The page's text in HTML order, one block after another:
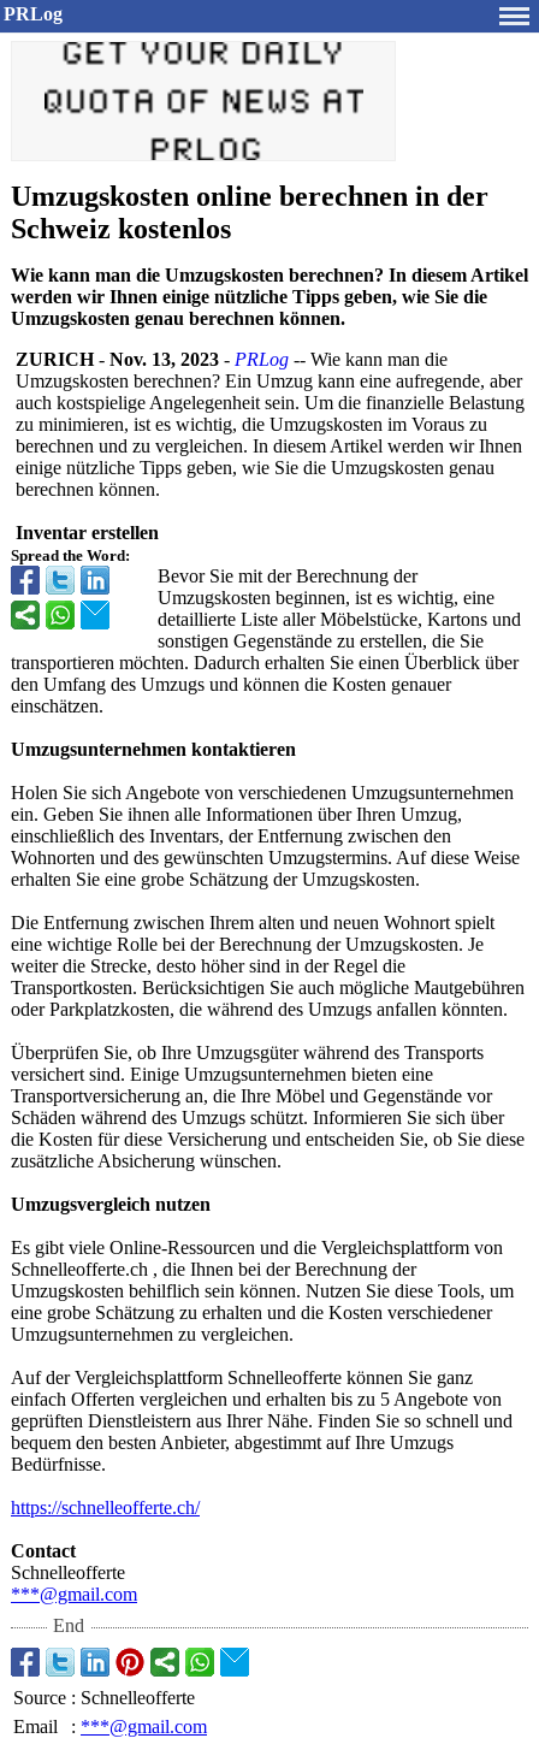
PRLog
Umzugskosten online berechnen in der
Schweiz kostenlos
Wie kann man die Umzugskosten berechnen? In diesem Artikel
werden wir Ihnen einige nützliche Tipps geben, wie Sie die
Umzugskosten genau berechnen können.
Spread the Word:
ZURICH- Nov. 13, 2023 - PRLog -- Wie kann man die
Umzugskosten berechnen? Ein Umzug kann eine aufregende, aber
auch kostspielige Angelegenheit sein. Um die finanzielle Belastung
zu minimieren, ist es wichtig, die Umzugskosten im Voraus zu
berechnen und zu vergleichen. In diesem Artikel werden wir Ihnen
einige nützliche Tipps geben, wie Sie die Umzugskosten genau
berechnen können.
Inventar erstellen
Bevor Sie mit der Berechnung der
Umzugskosten beginnen, ist es wichtig, eine
detaillierte Liste aller Möbelstücke, Kartons und
sonstigen Gegenstände zu erstellen, die Sie
transportieren möchten. Dadurch erhalten Sie einen Überblick über
den Umfang des Umzugs und können die Kosten genauer
einschätzen.
Umzugsunternehmen kontaktieren
Holen Sie sich Angebote von verschiedenen Umzugsunternehmen
ein. Geben Sie ihnen alle Informationen über Ihren Umzug,
einschließlich des Inventars, der Entfernung zwischen den
Wohnorten und des gewünschten Umzugstermins. Auf diese Weise
erhalten Sie eine grobe Schätzung der Umzugskosten.
Die Entfernung zwischen Ihrem alten und neuen Wohnort spielt
eine wichtige Rolle bei der Berechnung der Umzugskosten. Je
weiter die Strecke, desto höher sind in der Regel die
Transportkosten. Berücksichtigen Sie auch mögliche Mautgebühren
oder Parkplatzkosten, die während des Umzugs anfallen könnten.
Überprüfen Sie, ob Ihre Umzugsgüter während des Transports
versichert sind. Einige Umzugsunternehmen bieten eine
Transportversicherung an, die Ihre Möbel und Gegenstände vor
Schäden während des Umzugs schützt. Informieren Sie sich über
die Kosten für diese Versicherung und entscheiden Sie, ob Sie diese
zusätzliche Absicherung wünschen.
Umzugsvergleich nutzen
Es gibt viele Online-Ressourcen und die Vergleichsplattform von
Schnelleofferte.ch , die Ihnen bei der Berechnung der
Umzugskosten behilflich sein können. Nutzen Sie diese Tools, um
eine grobe Schätzung zu erhalten und die Kosten verschiedener
Umzugsunternehmen zu vergleichen.
Auf der Vergleichsplattform Schnelleofferte können Sie ganz
einfach Offerten vergleichen und erhalten bis zu 5 Angebote von
geprüften Dienstleistern aus Ihrer Nähe. Finden Sie so schnell und
bequem den besten Anbieter, abgestimmt auf Ihre Umzugs
Bedürfnisse.
https://schnelleofferte.ch/
Contact
Schnelleofferte
***@gmail.com
End
Source : Schnelleofferte
Email
: ***@gmail.com